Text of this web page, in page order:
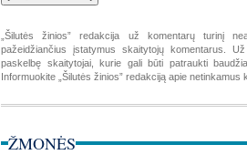
„Šilutės žinios” redakcija už komentarų turinį
pažeidžiančius įstatymus skaitytojų komentarus.
paskelbę skaitytojai, kurie gali būti patraukti
Informuokite „Šilutės žinios” redakciją apie netinkamus
ŽMONĖS